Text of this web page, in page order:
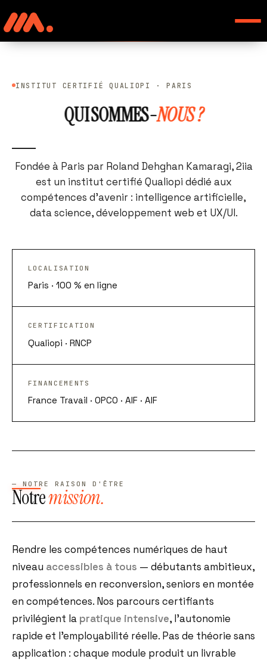
INSTITUT CERTIFIÉ QUALIOPI · PARIS
QUI SOMMES-NOUS ?
Fondée à Paris par Roland Dehghan Kamaragi, 2iia
est un institut certifié Qualiopi dédié aux
compétences d'avenir : intelligence artificielle,
data science, développement web et UX/UI.
LOCALISATION
Paris · 100 % en ligne
CERTIFICATION
Qualiopi · RNCP
FINANCEMENTS
France Travail · OPCO · AIF · AIF
— NOTRE RAISON D'ÊTRE
Notremission.
Rendre les compétences numériques de haut
niveau accessibles à tous — débutants ambitieux,
professionnels en reconversion, seniors en montée
en compétences. Nos parcours certifiants
privilégient la pratique intensive, l'autonomie
rapide et l'employabilité réelle. Pas de théorie sans
application : chaque module produit un livrable